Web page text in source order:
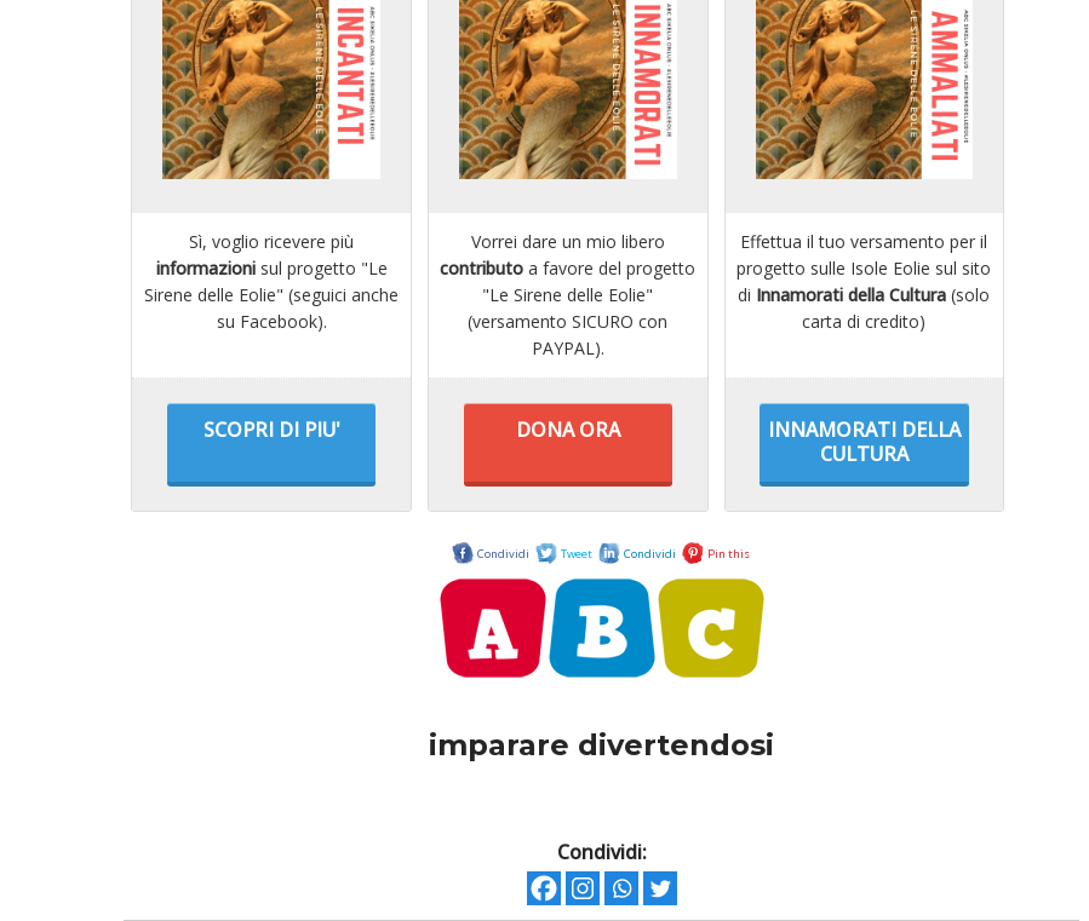
Sì, voglio ricevere più
informazionisul progetto "Le
Sirene delle Eolie" (seguici anche
su Facebook).
SCOPRI DI PIU'
Vorrei dare un mio libero
contributo a favore del progetto
"Le Sirene delle Eolie"
(versamento SICURO con
PAYPAL).
DONA ORA
Effettua il tuo versamento per il
progetto sulle Isole Eolie sul sito
di Innamorati della Cultura (solo
carta di credito)
INNAMORATI DELLA
CULTURA
Condividi Tweet Condividi Pin this
imparare divertendosi
Condividi: